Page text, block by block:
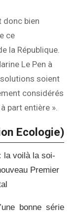
donc bien
ce
la République.
Le Pen à
solutions soient
considérés
part entière ».
Ecologie)
la voilà la soi-
Premier
bonne série